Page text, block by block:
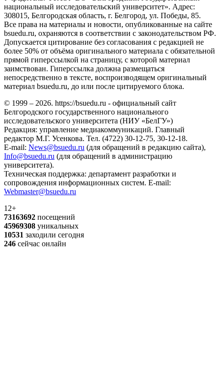
национальный исследовательский университет». Адрес:
308015, Белгородская область, г. Белгород, ул. Победы, 85.
Все права на материалы и новости, опубликованные на сайте
bsuedu.ru, охраняются в соответствии с законодательством РФ.
Допускается цитирование без согласования с редакцией не
более 50% от объёма оригинального материала с обязательной
прямой гиперссылкой на страницу, с которой материал
заимствован. Гиперссылка должна размещаться
непосредственно в тексте, воспроизводящем оригинальный
материал bsuedu.ru, до или после цитируемого блока.
© 1999 – 2026. https://bsuedu.ru - официальный сайт
Белгородского государственного национального
исследовательского университета (НИУ «БелГУ»)
Редакция: управление медиакоммуникаций. Главный
редактор М.Г. Усенкова. Тел. (4722) 30-12-75, 30-12-18.
E-mail: News@bsuedu.ru (для обращений в редакцию сайта),
Info@bsuedu.ru (для обращений в администрацию
университета).
Техническая поддержка: департамент разработки и
сопровождения информационных систем. E-mail:
Webmaster@bsuedu.ru
12+
73163692 посещений
45969308 уникальных
10531 заходили сегодня
246 сейчас онлайн